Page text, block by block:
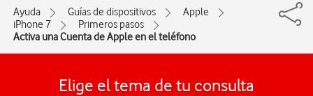
Ayuda Guías de dispositivos
Apple
iPhone 7
Primeros pasos
Activa una Cuenta de Apple en el teléfono
Elige el tema de tu consulta